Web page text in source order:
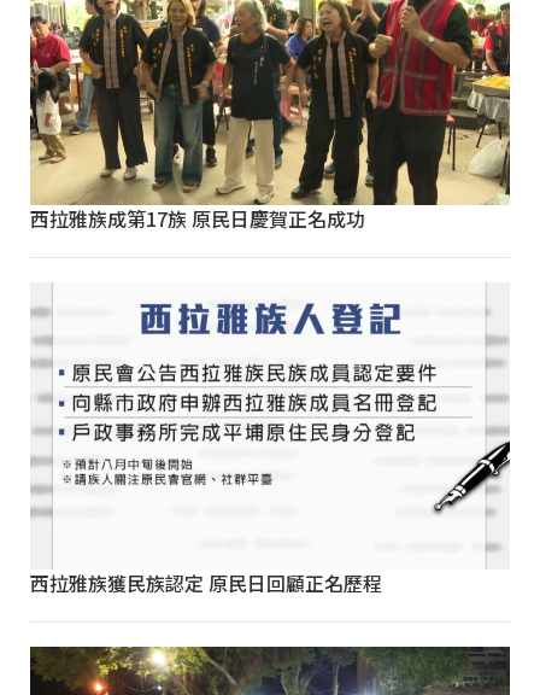
西拉雅族成第17族 原民日慶賀正名成功
西拉雅族獲民族認定 原民日回顧正名歷程